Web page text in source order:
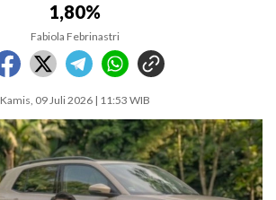
1,80%
Fabiola Febrinastri
Kamis, 09 Juli 2026 | 11:53 WIB